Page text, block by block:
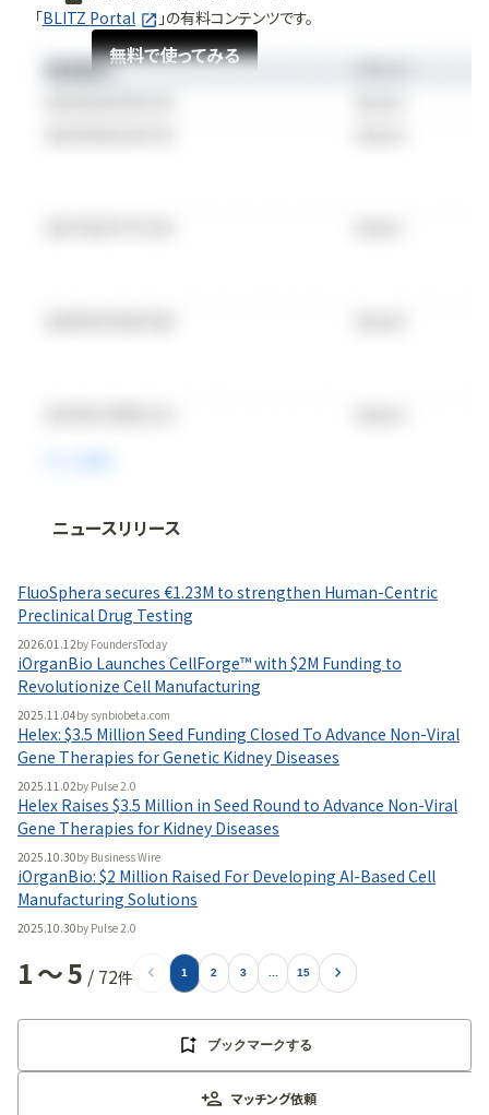
「BLITZ Portal 」の有料コンテンツです。
無料で使ってみる
法人向け情報プラットフォーム
無料で使ってみる
ニュースリリース
FluoSphera secures €1.23M to strengthen Human-Centric
Preclinical Drug Testing
2026.01.12by FoundersToday
iOrganBio Launches CellForge™ with $2M Funding to
Revolutionize Cell Manufacturing
2025.11.04by synbiobeta.com
Helex: $3.5 Million Seed Funding Closed To Advance Non-Viral
Gene Therapies for Genetic Kidney Diseases
2025.11.02by Pulse 2.0
Helex Raises $3.5 Million in Seed Round to Advance Non-Viral
Gene Therapies for Kidney Diseases
2025.10.30by Business Wire
iOrganBio: $2 Million Raised For Developing AI-Based Cell
Manufacturing Solutions
2025.10.30by Pulse 2.0
1〜5 / 72件 1 2 3 15
ブックマークする
マッチング依頼